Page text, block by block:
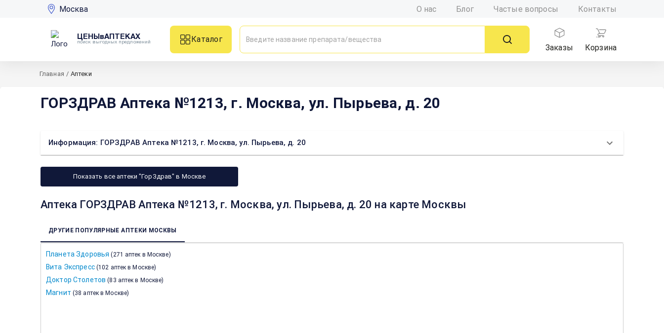
Москва О нас Блог Частые вопросы Контакты
ЦЕНЫвАПТЕКАХ
поиск выгодных предложений
Каталог
Заказы
Корзина
Главная / Аптеки
ГОРЗДРАВ Аптека №1213, г. Москва, ул. Пырьева, д. 20
Информация: ГОРЗДРАВ Аптека №1213, г. Москва, ул. Пырьева, д. 20
Показать все аптеки "ГорЗдрав" в Москве
Аптека ГОРЗДРАВ Аптека №1213, г. Москва, ул. Пырьева, д. 20 на карте Москвы
ДРУГИЕ ПОПУЛЯРНЫЕ АПТЕКИ МОСКВЫ
Планета Здоровья (271 аптек в Москве)
Вита Экспресс (102 аптек в Москве)
Доктор Столетов (83 аптек в Москве)
Магнит (38 аптек в Москве)